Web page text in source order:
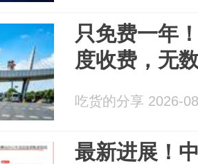
只免费一年
度收费，无
吃货的分享 2026-
最新进展！